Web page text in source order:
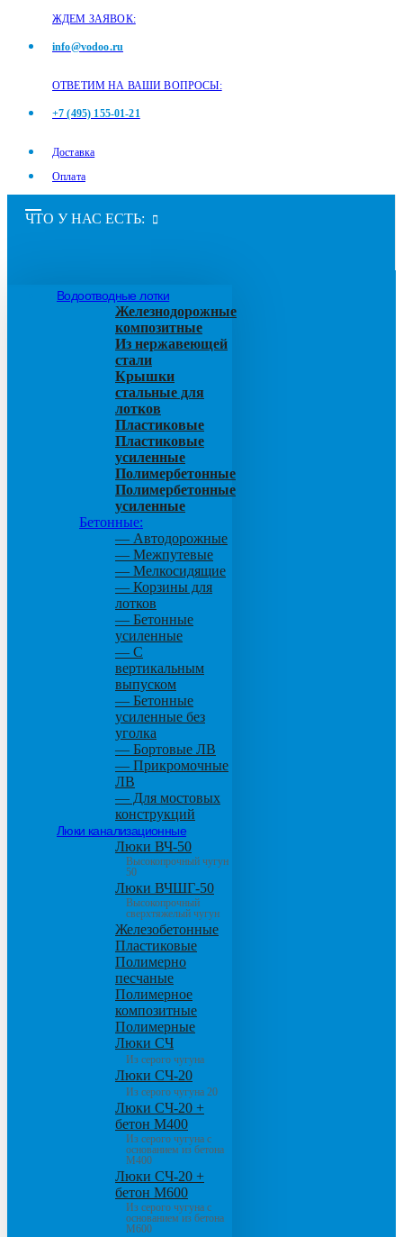
ЖДЕМ ЗАЯВОК:
info@vodoo.ru
ОТВЕТИМ НА ВАШИ ВОПРОСЫ:
+7 (495) 155-01-21
Доставка
Оплата
ЧТО У НАС ЕСТЬ:
Водоотводные лотки
Железнодорожные
композитные
Из нержавеющей
стали
Крышки
стальные для
лотков
Пластиковые
Пластиковые
усиленные
Полимербетонные
Полимербетонные
усиленные
Бетонные:
— Автодорожные
— Межпутевые
— Мелкосидящие
— Корзины для
лотков
— Бетонные
усиленные
— С
вертикальным
выпуском
— Бетонные
усиленные без
уголка
— Бортовые ЛВ
— Прикромочные
ЛВ
— Для мостовых
конструкций
Люки канализационные
Люки ВЧ-50
Высокопрочный чугун
50
Люки ВЧШГ-50
Высокопрочный
сверхтяжелый чугун
Железобетонные
Пластиковые
Полимерно
песчаные
Полимерное
композитные
Полимерные
Люки СЧ
Из серого чугуна
Люки СЧ-20
Из серого чугуна 20
Люки СЧ-20 +
бетон М400
Из серого чугуна с
основанием из бетона
М400
Люки СЧ-20 +
бетон М600
Из серого чугуна с
основанием из бетона
М600